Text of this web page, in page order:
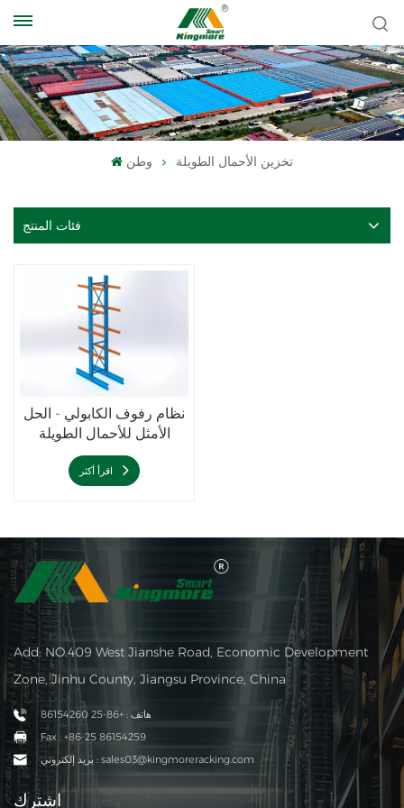
وطن تخزين الأحمال الطويلة
فئات المنتج
نظام رفوف الكابولي - الحل
الأمثل للأحمال الطويلة
Add: NO.409 West Jianshe Road, Economic Development
Zone, Jinhu County, Jiangsu Province, China
هاتف : +86-25 86154260
Fax : +86-25 86154259
بريد إلكتروني : sales03@kingmoreracking.com
اشترك